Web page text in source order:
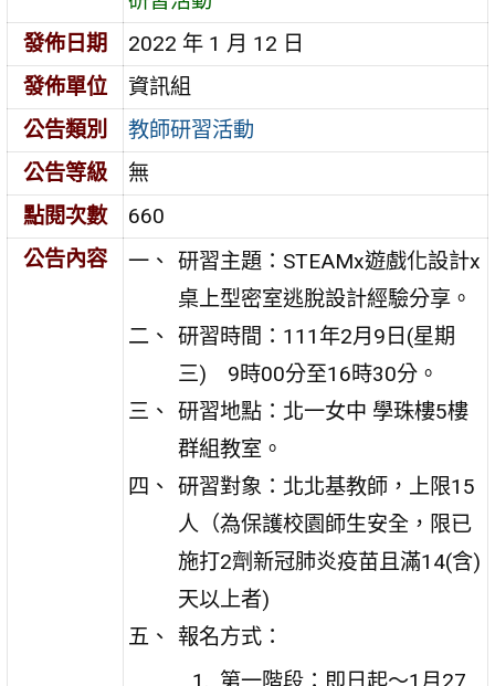
發佈日期
2022 年 1 月 12 日
發佈單位
資訊組
公告類別
教師研習活動
公告等級
無
點閱次數
660
公告內容
研習主題：STEAMx遊戲化設計x
桌上型密室逃脫設計經驗分享。
研習時間：111年2月9日(星期
三) 9時00分至16時30分。
研習地點：北一女中 學珠樓5樓
群組教室。
研習對象：北北基教師，上限15
人（為保護校園師生安全，限已
施打2劑新冠肺炎疫苗且滿14(含)
天以上者)
報名方式：
第一階段：即日起～1月27